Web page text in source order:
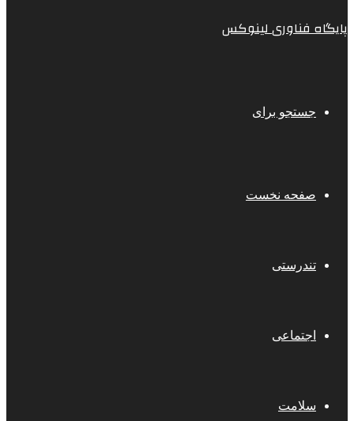
پایگاه فناوری لینوکس
جستجو برای
صفحه نخست
تندرستی
اجتماعی
سلامت